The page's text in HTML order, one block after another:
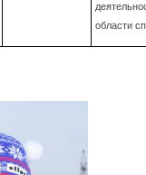
области